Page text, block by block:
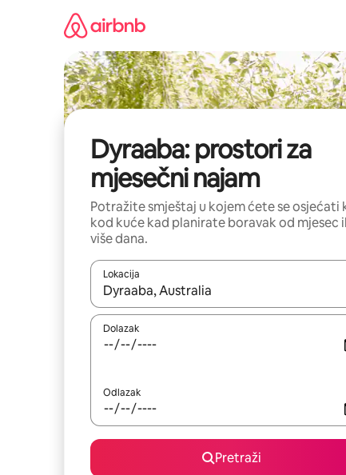
Dyraaba: prostori za
mjesečni najam
Potražite smještaj u kojem ćete se osjećati
kod kuće kad planirate boravak od mjesec
više dana.
Lokacija
Kada budu dostupni rezultati, moći ćete ih
Dolazak
Odlazak
Pretraži